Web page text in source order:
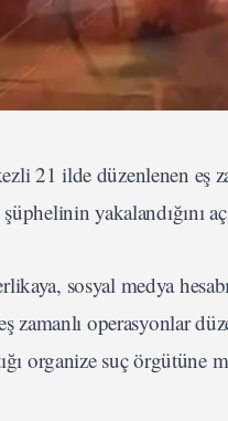
21 ilde düzenlenen eş
yakalandığını
sosyal medya
operasyonlar
organize suç örgütüne